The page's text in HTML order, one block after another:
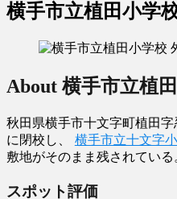
横手市立植田小学
About 横手市立植
秋田県横手市十文字町植田
に閉校し、
横手市立十文字
敷地がそのまま残されている
スポット評価